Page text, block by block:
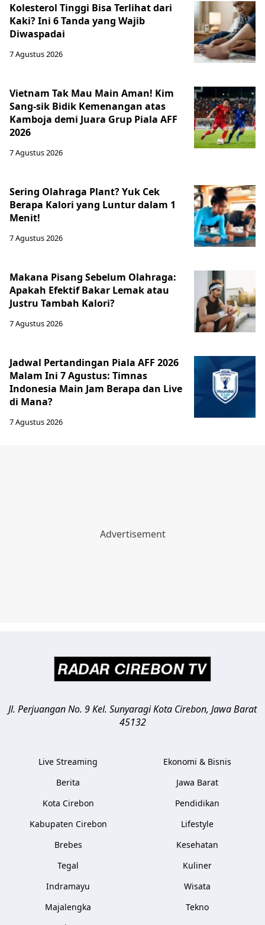
Kolesterol Tinggi Bisa Terlihat dari
Kaki? Ini 6 Tanda yang Wajib
Diwaspadai
7 Agustus 2026
Vietnam Tak Mau Main Aman! Kim
Sang-sik Bidik Kemenangan atas
Kamboja demi Juara Grup Piala AFF
2026
7 Agustus 2026
Sering Olahraga Plant? Yuk Cek
Berapa Kalori yang Luntur dalam 1
Menit!
7 Agustus 2026
Makana Pisang Sebelum Olahraga:
Apakah Efektif Bakar Lemak atau
Justru Tambah Kalori?
7 Agustus 2026
Jadwal Pertandingan Piala AFF 2026
Malam Ini 7 Agustus: Timnas
Indonesia Main Jam Berapa dan Live
di Mana?
7 Agustus 2026
Jl. Perjuangan No. 9 Kel. SunyaragiKota Cirebon, Jawa Barat
45132
Live Streaming
Berita
Kota Cirebon
Kabupaten Cirebon
Brebes
Tegal
Indramayu
Majalengka
Ekonomi & Bisnis
Jawa Barat
Pendidikan
Lifestyle
Kesehatan
Kuliner
Wisata
Tekno